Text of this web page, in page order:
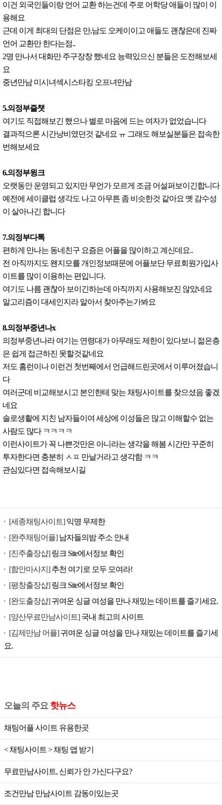
이건 외국인들이랑 언어 교환 하는건데 주로 어학당 애들이 많이 이
용해요
근데 이게 최대의 단점은 만,남도 오케이이고 애들도 괜찮은데 진짜
언어 교환만 한다는점..
2명 만나서 대화만 주구장창 했네요 능력있으신 분들은 도전해보세
요
중년만남 미시녀섹시스타킹 오프녀만남
5.의정부즐챗
여기도 직접해보긴 했으나 별로 마음에 드는 여자가 없었습니다
결과적으론 시간낭비였던것 같네요 ㅠ 그래도 해보실분들은 접속한
번해보세요
6.의정부윙크
오랫동안 운영되고 있지만 무언가 모르게 조금 어설퍼보이긴합니다
예전에 세이클럽 생각도 나고 아무튼 좀 비슷한것 같아요 옛 감수성
이 살아나긴 합니다
7.의정부다톡
편하게 만나는 동네친구 요즘은 어플을 많이하고 계신데요..
전 아직까지도 왠지모를 개인정보때문에 어플보단 무료회원가입사
이트를 많이 이용하는 편입니다.
여기도 나름 괜찮아 보이긴하는데 아직까지 사용해보진 않았네요
알고리즘이 대세인지라 알아서 찾아주는가봐요
8.의정부중년나x
의정부중년나라 여기는 연령대가 아무래도 제한이 있다보니 젊은층
은 쉽게 접근하진 못할것같네요
저도 홈런이나 이런건 첫번째에서 언급해드린곳에서 이루어졌습니
다
여러군데 비교해보시고 본인한테 맞는 채팅사이트를 찾으셨음 좋겠
네요
솔로생활에 지친 남자들이여 세상에 이성들은 많고 이해할수 없는
사람도 많다 ㅋㅋㅋㅋ
이런사이트가 꼭 나쁜것만은 아니라는 생각을 해봄 시간만 꾸준히
투자한다면 충분히 ㅅㅍ 만날거라고 생각함 ㅋㅋ
관심있다면 접속해보시길
[세종채팅사이트]익명 무제한
[완주채팅어플]남자들의밤 주소 안내
[진주출장샵]링크 Site에서정보 확인
[함안마사지]추천 여기로 모두 모여라!
[평창출장샵]링크 Site에서정보 확인
[완도출장샵]귀여운 싱글 여성을 만나 재밌는 데이트를 즐기세요.
[양산무료만남사이트]국내 최고의 사이트
[김제만남 어플]귀여운 싱글 여성을 만나 재밌는 데이트를 즐기세
요.
오늘의 주요핫뉴스
채팅어플 사이트 유용한곳
< 채팅사이트 > 채팅 앱 받기
무료만남사이트, 신뢰가 안 가신다구요?
조건만남 만남사이트 감동이있는곳